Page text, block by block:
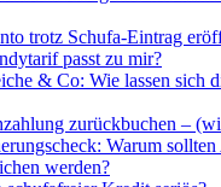
trotz Schufa-Eintrag
passt zu mir?
& Co: Wie lassen sich
zurückbuchen –
Warum
werden?